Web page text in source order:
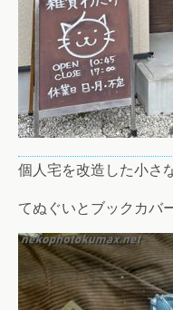
個人宅を改造した小さ
てぬぐいとブックカバ